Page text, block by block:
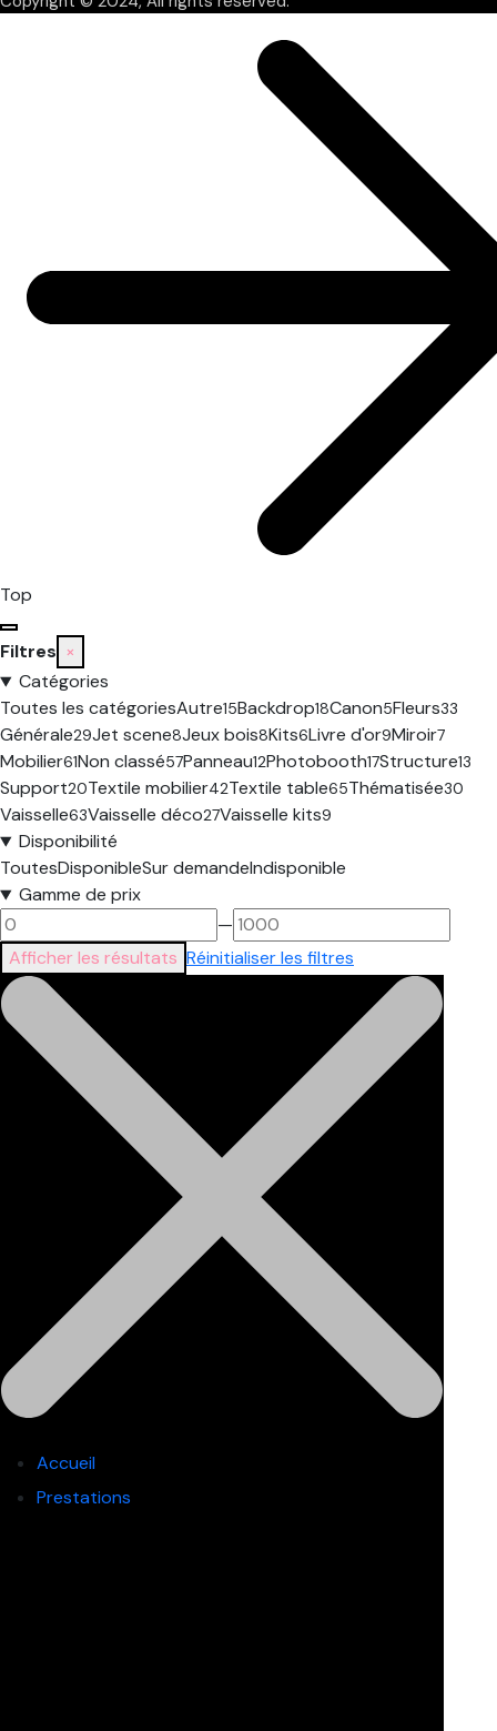
Top
Filtres ×
Catégories
Toutes les catégoriesAutre15Backdrop18Canon5Fleurs33
Générale29Jet scene8Jeux bois8Kits6Livre d'or9Miroir7
Mobilier61Non classé57Panneau12Photobooth17Structure13
Support20Textile mobilier42Textile table65Thématisée30
Vaisselle63Vaisselle déco27Vaisselle kits9
Disponibilité
ToutesDisponibleSur demandeIndisponible
Gamme de prix
—
Afficher les résultats Réinitialiser les filtres
Accueil
Prestations